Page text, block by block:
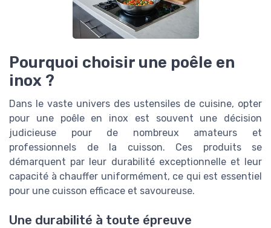
Pourquoi choisir une poêle en
inox ?
Dans le vaste univers des ustensiles de cuisine, opter
pour une poêle en inox est souvent une décision
judicieuse pour de nombreux amateurs et
professionnels de la cuisson. Ces produits se
démarquent par leur durabilité exceptionnelle et leur
capacité à chauffer uniformément, ce qui est essentiel
pour une cuisson efficace et savoureuse.
Une durabilité à toute épreuve